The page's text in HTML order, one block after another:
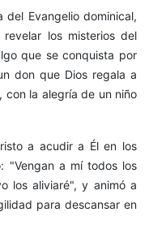
del Evangelio dominical,
los misterios del
que se conquista por
don que Dios regala a
con la alegría de un niño
a acudir a Él en los
"Vengan a mí todos los
los aliviaré", y animó a
para descansar en